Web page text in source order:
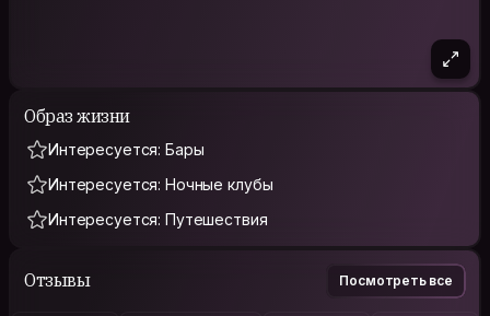
Образ жизни
Интересуется: Бары
Интересуется: Ночные клубы
Интересуется: Путешествия
Отзывы Посмотреть все